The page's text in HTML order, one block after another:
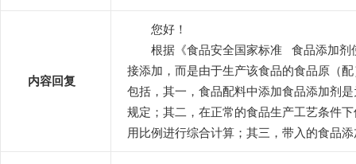
内容回复
您好！
根据《食品安全国家标准 食品添加剂
接添加，而是由于生产该食品的食品原（
包括，其一，食品配料中添加食品添加剂
规定；其二，在正常的食品生产工艺条件
用比例进行综合计算；其三，带入的食品